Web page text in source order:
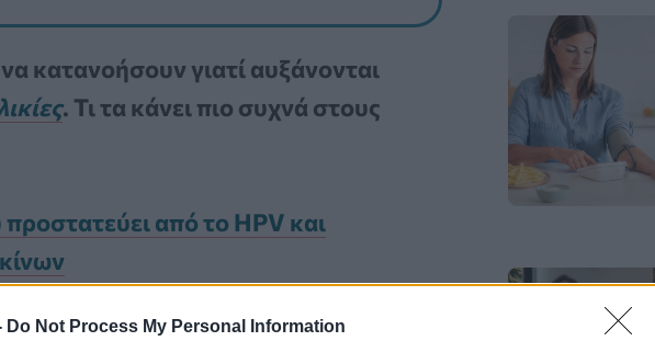
Do Not Process My Personal Information
κατανοήσουν γιατί αυξάνονται
. Τι τα κάνει πιο συχνά στους
από το HPV και